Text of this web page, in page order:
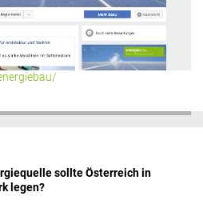
sollte Österreich in
legen?